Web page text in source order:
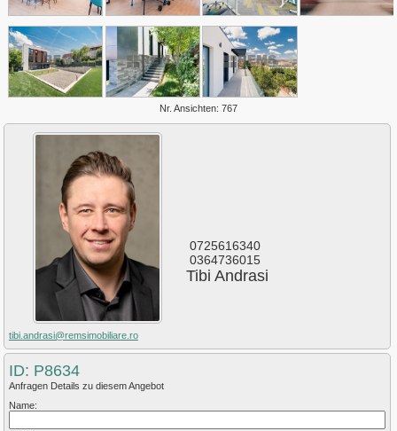
Plopilor
Sannicoara
Semicentral
Someseni
Sopor
Nr. Ansichten: 767
0725616340
0364736015
Tibi Andrasi
tibi.andrasi@remsimobiliare.ro
ID: P8634
Anfragen Details zu diesem Angebot
Name: